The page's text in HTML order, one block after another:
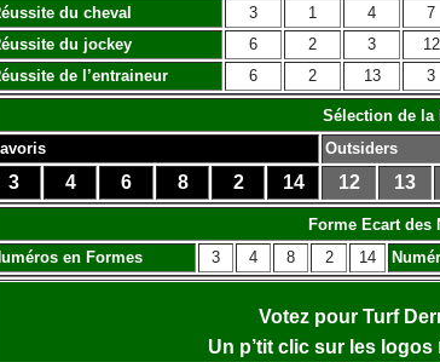
du cheval
3 1 4 7
du jockey
6 2 3 12
de l’entraineur
6 2 13 3
Sélection de la
Outsiders
3 4 6 8 2 14 12 13
Forme Ecart des
en Formes
3 4 8 2 14
Votez pour Turf
Un p’tit clic sur les logos